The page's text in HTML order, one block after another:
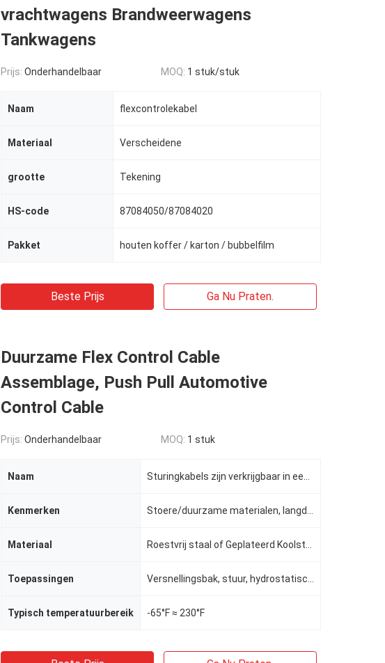
vrachtwagens Brandweerwagens
Tankwagens
Prijs: Onderhandelbaar MOQ: 1 stuk/stuk
Naam flexcontrolekabel
Materiaal Verscheidene
grootte Tekening
HS-code 87084050/87084020
Pakket houten koffer / karton / bubbelfilm
Beste Prijs Ga Nu Praten.
Duurzame Flex Control Cable
Assemblage, Push Pull Automotive
Control Cable
Prijs: Onderhandelbaar MOQ: 1 stuk
Naam
Kenmerken
Materiaal
Toepassingen
Typisch temperatuurbereik -65°F ≈ 230°F